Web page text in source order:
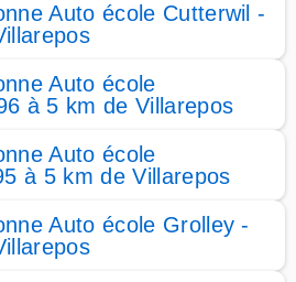
Auto école Cutterwil -
Auto école
à 5 km de Villarepos
Auto école
à 5 km de Villarepos
Auto école Grolley -